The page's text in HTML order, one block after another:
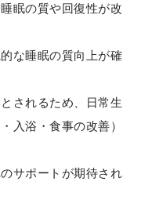
眠の質や回復性が改
な睡眠の質向上が確
されるため、日常生
入浴・食事の改善）
サポートが期待され